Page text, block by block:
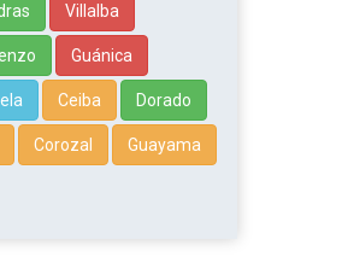
Villalba
Guánica
Ceiba Dorado
Corozal Guayama